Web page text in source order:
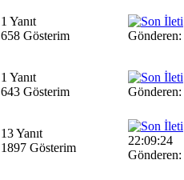
1 Yanıt
658 Gösterim
Gönderen:
1 Yanıt
643 Gösterim
Gönderen:
13 Yanıt
1897 Gösterim
22:09:24
Gönderen: